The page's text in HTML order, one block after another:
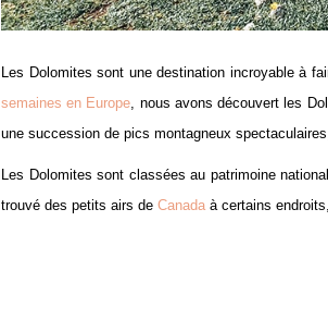
Les Dolomites sont une destination incroyable à
semaines en Europe, nous avons découvert les
une succession de pics montagneux
Les Dolomites sont classées au patrimoine
trouvé des petits airs de Canada à certains